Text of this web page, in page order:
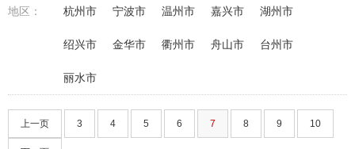
地区： 杭州市 宁波市 温州市 嘉兴市 湖州市
绍兴市 金华市 衢州市 舟山市 台州市
丽水市
上一页 3 4 5 6 7 8 9 10